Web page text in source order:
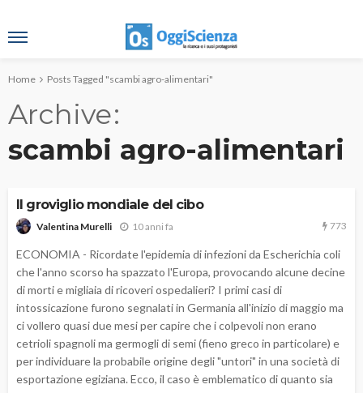
Home Posts Tagged "scambi agro-alimentari"
Archive
scambi agro-alimentari
Il groviglio mondiale del cibo
Valentina Murelli 10 anni fa 773
ECONOMIA - Ricordate l'epidemia di infezioni da Escherichia coli
che l'anno scorso ha spazzato l'Europa, provocando alcune decine
di morti e migliaia di ricoveri ospedalieri? I primi casi di
intossicazione furono segnalati in Germania all'inizio di maggio ma
ci vollero quasi due mesi per capire che i colpevoli non erano
cetrioli spagnoli ma germogli di semi (fieno greco in particolare) e
per individuare la probabile origine degli "untori" in una società di
esportazione egiziana. Ecco, il caso è emblematico di quanto sia